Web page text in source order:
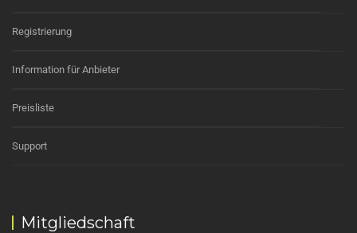
Registrierung
Information für Anbieter
Preisliste
Support
Mitgliedschaft